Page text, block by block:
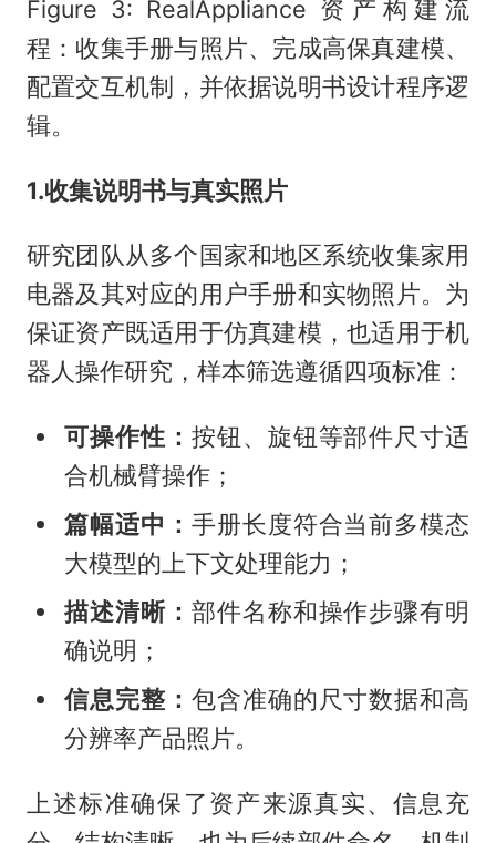
Figure 3: RealAppliance 资产构建流
程：收集手册与照片、完成高保真建模、
配置交互机制，并依据说明书设计程序逻
辑。
1.收集说明书与真实照片
研究团队从多个国家和地区系统收集家用
电器及其对应的用户手册和实物照片。为
保证资产既适用于仿真建模，也适用于机
器人操作研究，样本筛选遵循四项标准：
可操作性： 按钮、旋钮等部件尺寸适
合机械臂操作；
篇幅适中： 手册长度符合当前多模态
大模型的上下文处理能力；
描述清晰： 部件名称和操作步骤有明
确说明；
信息完整： 包含准确的尺寸数据和高
分辨率产品照片。
上述标准确保了资产来源真实、信息充